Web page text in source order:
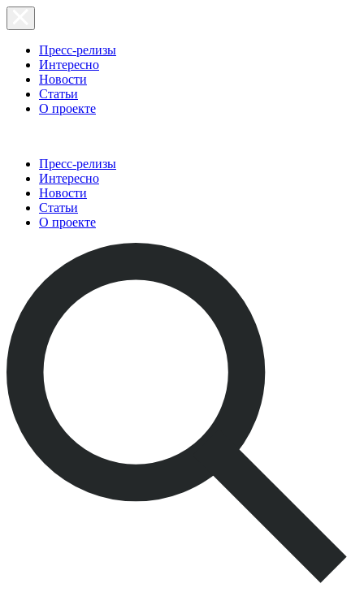
Пресс-релизы
Интересно
Новости
Статьи
О проекте
Пресс-релизы
Интересно
Новости
Статьи
О проекте